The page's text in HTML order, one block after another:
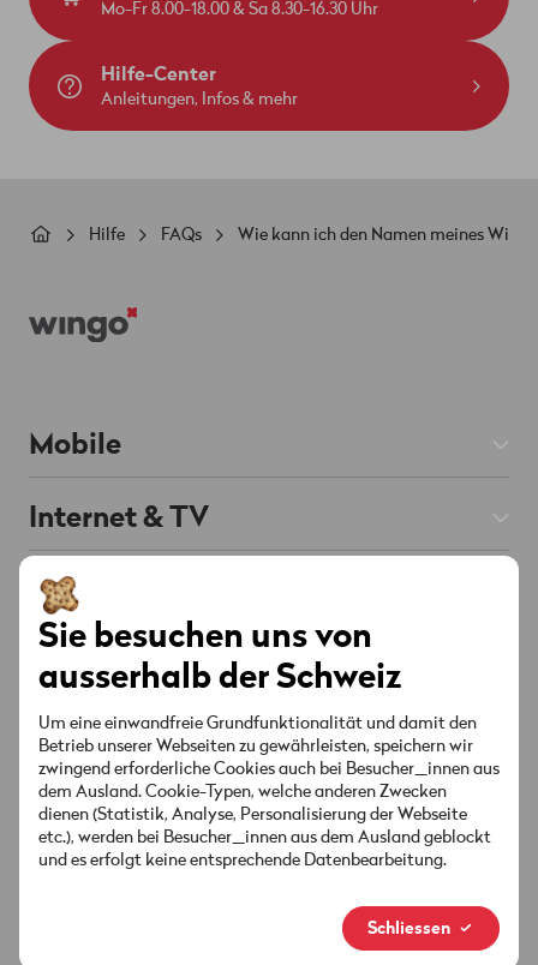
Mo-Fr 8.00-18.00 & Sa 8.30-16.30 Uhr
Hilfe-Center
Anleitungen, Infos & mehr
Pfadnavigation
Hilfe FAQs Wie kann ich den Namen meines Wifi-
Mobile
Mobile Abos
Prepaid
Roaming & Ausland
Internet & TV
Internet Abos
TV Abos
Festnetz
Senderliste
Angebote & Aktionen
Hilfe
Mobile & Roaming
Konto & Einstellungen
Sicherheit & Rechnung
Anleitungen & Downloads
Über Wingo
Kontakt
Standorte
MyWingo
Socials
Sie besuchen uns von
ausserhalb der Schweiz
Um eine einwandfreie Grundfunktionalität und damit den
Betrieb unserer Webseiten zu gewährleisten, speichern wir
zwingend erforderliche Cookies auch bei Besucher_innen aus
dem Ausland. Cookie-Typen, welche anderen Zwecken
dienen (Statistik, Analyse, Personalisierung der Webseite
etc.), werden bei Besucher_innen aus dem Ausland geblockt
und es erfolgt keine entsprechende Datenbearbeitung.
Schliessen
Chat